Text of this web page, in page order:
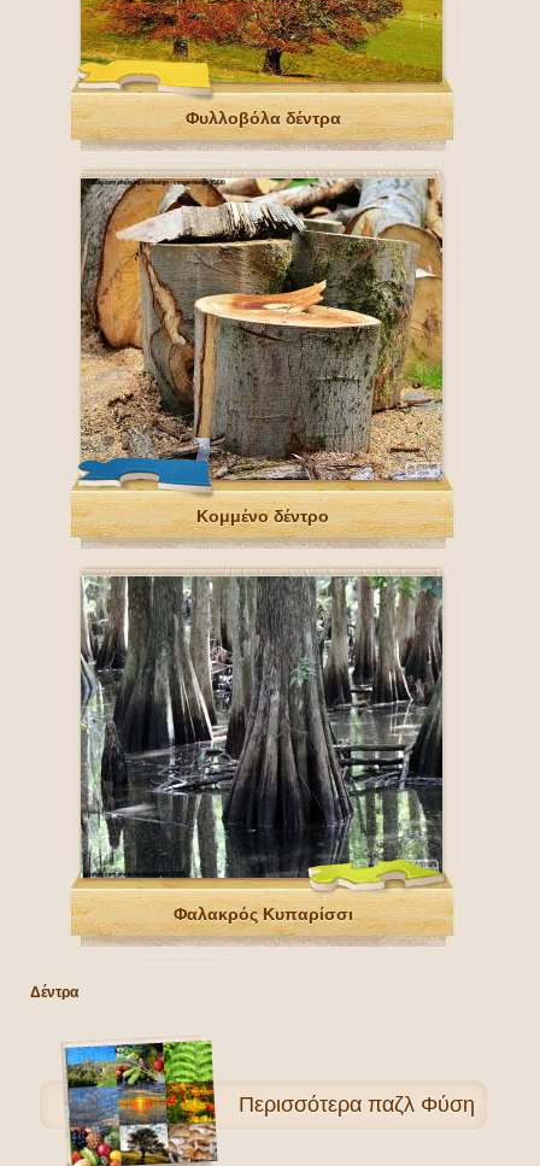
Φυλλοβόλα δέντρα
Κομμένο δέντρο
Φαλακρός Κυπαρίσσι
Δέντρα
Περισσότερα παζλ Φύση